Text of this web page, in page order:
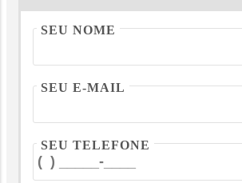
SEU NOME
SEU E-MAIL
SEU TELEFONE